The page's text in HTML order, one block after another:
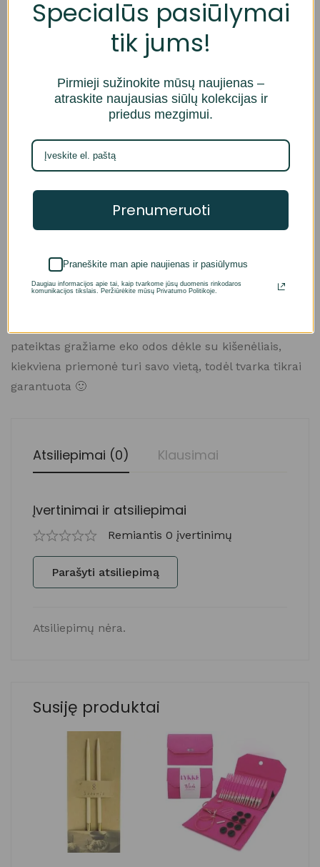
– tai rankų darbo, aukštos kokybės
virbalai, pagaminti iš natūralios beržo medienos.
Virbalai pasižymi savo unikaliu spalvos atpalviu, todėl
kiekvienas virbalas rinkinyje gali šiektiek skirtis.
pateiktas gražiame eko odos dėkle su kišenėliais,
kiekviena priemonė turi savo vietą, todėl tvarka tikrai
garantuota 🙂
Atsiliepimai (0) Klausimai
Įvertinimai ir atsiliepimai
Remiantis 0 įvertinimų
Parašyti atsiliepimą
Atsiliepimų nėra.
Susiję produktai
Specialūs pasiūlymai
tik jums!
Pirmieji sužinokite mūsų naujienas –
atraskite naujausias siūlų kolekcijas ir
priedus mezgimui.
Prenumeruoti
Praneškite man apie naujienas ir pasiūlymus
Daugiau informacijos apie tai, kaip tvarkome jūsų duomenis rinkodaros
komunikacijos tikslais. Peržiūrėkite mūsų Privatumo Politikoje.